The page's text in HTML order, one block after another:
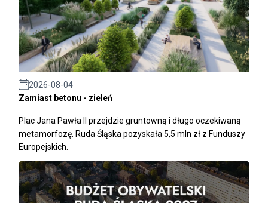
2026-08-04
Zamiast betonu - zieleń
Plac Jana Pawła II przejdzie gruntowną i długo oczekiwaną
metamorfozę. Ruda Śląska pozyskała 5,5 mln zł z Funduszy
Europejskich.